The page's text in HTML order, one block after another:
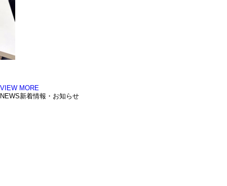
VIEW MORE
NEWS新着情報・お知らせ